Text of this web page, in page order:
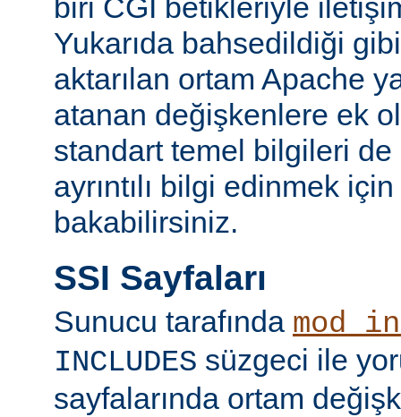
biri CGI betikleriyle
Yukarıda bahsedildiği
aktarılan ortam Apache
atanan değişkenlere ek
standart temel bilgileri
ayrıntılı bilgi edinmek için
bakabilirsiniz.
SSI Sayfaları
Sunucu tarafında
INCLUDES süzgeci ile
sayfalarında ortam